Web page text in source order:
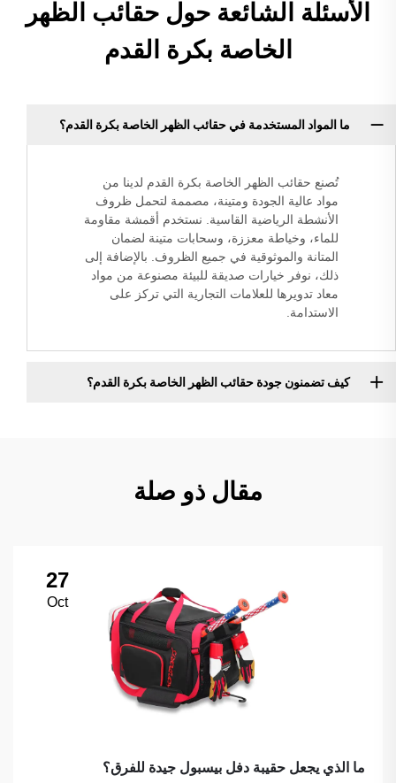
الأسئلة الشائعة حول حقائب الظهر
الخاصة بكرة القدم
ما المواد المستخدمة في حقائب الظهر الخاصة بكرة القدم؟
تُصنع حقائب الظهر الخاصة بكرة القدم لدينا من
مواد عالية الجودة ومتينة، مصممة لتحمل ظروف
الأنشطة الرياضية القاسية. نستخدم أقمشة مقاومة
للماء، وخياطة معززة، وسحابات متينة لضمان
المتانة والموثوقية في جميع الظروف. بالإضافة إلى
ذلك، نوفر خيارات صديقة للبيئة مصنوعة من مواد
معاد تدويرها للعلامات التجارية التي تركز على
الاستدامة.
كيف تضمنون جودة حقائب الظهر الخاصة بكرة القدم؟
مقال ذو صلة
27
Oct
ما الذي يجعل حقيبة دفل بيسبول جيدة للفرق؟